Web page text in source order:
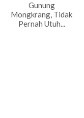
Gunung
Mongkrang, Tidak
Pernah Utuh...